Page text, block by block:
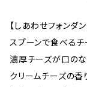
【しあわせフォンダン
スプーンで食べるチ
濃厚チーズが口の
クリームチーズの香